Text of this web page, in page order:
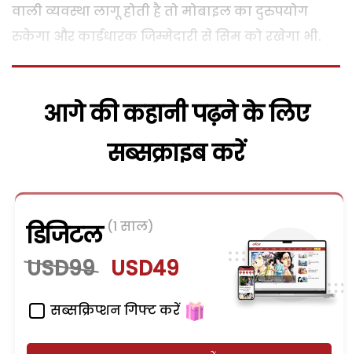
वाली व्यवस्था लागू होती है तो मोबाइल का दुरुपयोग
रुकेगा और कार्डधारक जिम्मेदारी से सिम को रखेगा भी.
आगे की कहानी पढ़ने के लिए
सब्सक्राइब करें
डिजिटल (1 साल)
USD99 USD49
सब्सक्रिप्शन गिफ्ट करें